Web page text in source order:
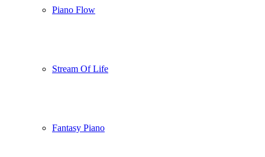
Piano Flow
Stream Of Life
Fantasy Piano